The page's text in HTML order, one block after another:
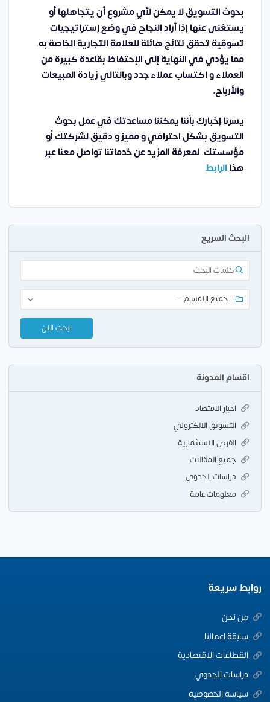
بحوث التسويق لا يمكن لأي مشروع أن يتجاهلها أو
يستغنى عنها إذا أراد النجاح في وضع إستراتيجيات
تسوقية تحقق نتائج هائلة للعلامة التجارية الخاصة به.
مما يؤدي في النهاية إلى الإحتفاظ بقاعدة كبيرة من
العملاء و اكتساب عملاء جدد وبالتالي زيادة المبيعات
والأرباح.
يسرنا إخبارك بأننا يمكننا مساعدتك في عمل بحوث
التسويق بشكل احترافي و مميز و دقيق لشركتك أو
مؤسستك.لمعرفة المزيد عن خدماتنا تواصل معنا عبر
هذا الرابط
البحث السريع
اقسام المدونة
اخبار الاقتصاد
التسويق الالكتروني
الفرص الاستثمارية
جميع المقالات
دراسات الجدوي
معلومات عامة
روابط سريعة
من نحن
سابقة اعمالنا
القطاعات الاقتصادية
دراسات الجدوي
سياسة الخصوصية